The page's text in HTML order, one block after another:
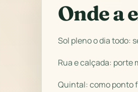
Onde a
Sol pleno o dia todo:
Rua e calçada: porte
Quintal: como ponto